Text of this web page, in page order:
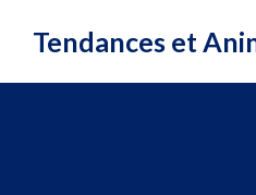
Tendances et